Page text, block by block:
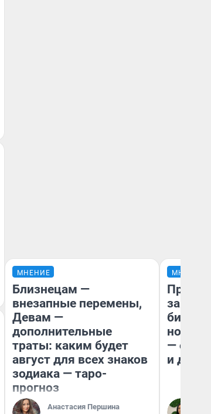
МНЕНИЕ
Близнецам —
внезапные перемены,
Девам —
дополнительные
траты: каким будет
август для всех знаков
зодиака — таро-
прогноз
Анастасия Першина
МНЕНИЕ
новый
— он
и даже